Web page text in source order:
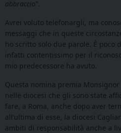
abbraccio”.
Avrei voluto telefonargli, ma
messaggi che in queste
ho scritto solo due parole. È poco
infatti contentissimo per il
mio predecessore ha avuto.
Questa nomina premia
nelle diocesi che gli sono state
fare, a Roma, anche dopo aver
all’ultima di esse, la diocesi
ambiti di responsabilità anche a